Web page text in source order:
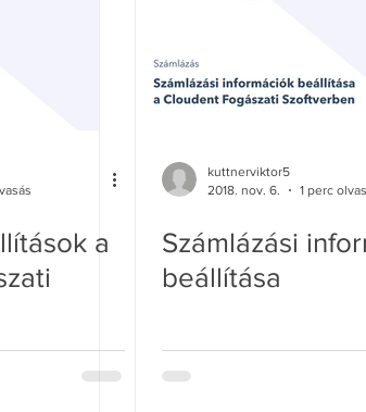
a
kuttnerviktor5
2018. nov. 6.
1 perc
Számlázási
beállítása